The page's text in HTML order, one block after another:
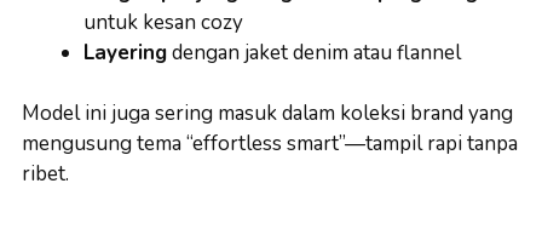
untuk kesan cozy
Layeringdengan jaket denim atau flannel
Model ini juga sering masuk dalam koleksi brand yang
mengusung tema “effortless smart”—tampil rapi tanpa
ribet.